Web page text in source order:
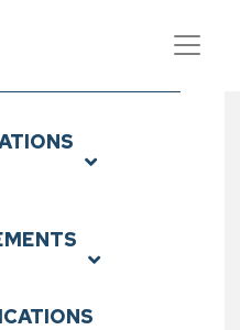
Crédit et